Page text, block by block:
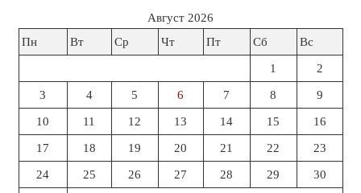
Август 2026
Пн
Вт Ср Чт Пт Сб Вс
1 2
3 4 5 6 7 8 9
10 11 12 13 14 15 16
17 18 19 20 21 22 23
24 25 26 27 28 29 30